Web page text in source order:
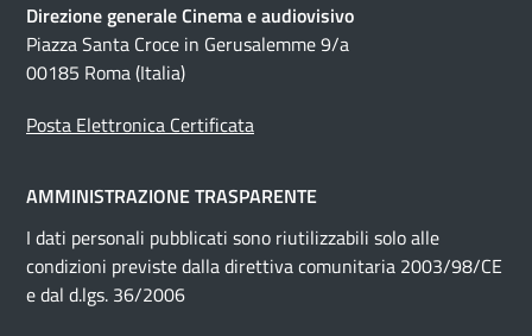
Direzione generale Cinema e audiovisivo
Piazza Santa Croce in Gerusalemme 9/a
00185 Roma (Italia)
Posta Elettronica Certificata
AMMINISTRAZIONE TRASPARENTE
I dati personali pubblicati sono riutilizzabili solo alle
condizioni previste dalla direttiva comunitaria 2003/98/CE
e dal d.lgs. 36/2006